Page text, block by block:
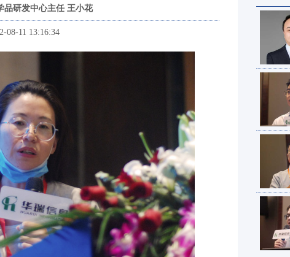
研发中心主任 王小花
08-11 13:16:34